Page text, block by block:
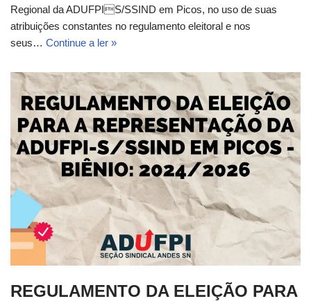
Regional da ADUFPIS/SSIND em Picos, no uso de suas
atribuições constantes no regulamento eleitoral e nos
seus… Continue a ler »
REGULAMENTO DA ELEIÇÃO PARA